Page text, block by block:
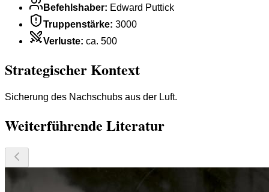
Befehlshaber: Edward Puttick
Truppenstärke: 3000
Verluste: ca. 500
Strategischer Kontext
Sicherung des Nachschubs aus der Luft.
Weiterführende Literatur